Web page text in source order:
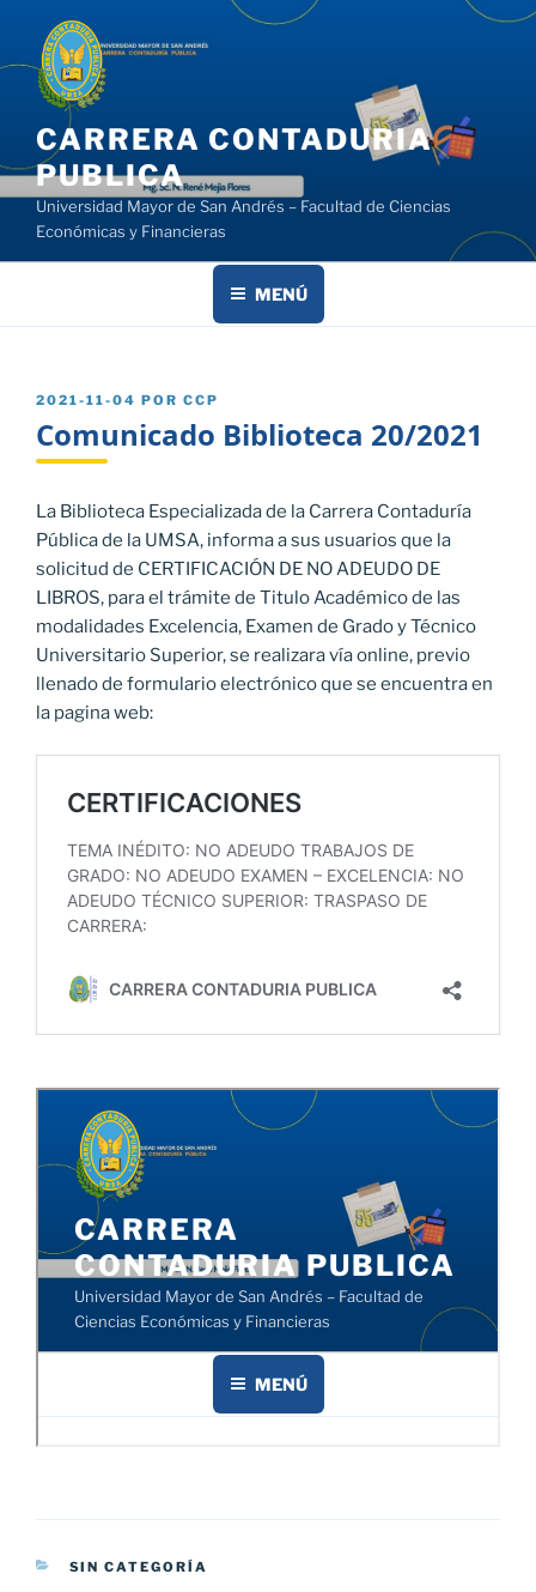
contenido
CARRERA CONTADURIA
PUBLICA
Universidad Mayor de San Andrés – Facultad de Ciencias
Económicas y Financieras
MENÚ
PUBLICADO
2021-11-04 POR CCP
Comunicado Biblioteca 20/2021
La Biblioteca Especializada de la Carrera Contaduría
Pública de la UMSA, informa a sus usuarios que la
solicitud de CERTIFICACIÓN DE NO ADEUDO DE
LIBROS, para el trámite de Titulo Académico de las
modalidades Excelencia, Examen de Grado y Técnico
Universitario Superior, se realizara vía online, previo
llenado de formulario electrónico que se encuentra en
la pagina web:
CATEGORÍAS
SIN CATEGORÍA